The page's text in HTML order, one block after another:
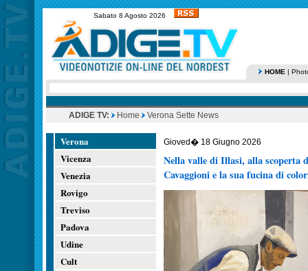
Sabato 8 Agosto 2026
HOME |
ADIGE TV: Home Verona Sette News
Verona
Vicenza
Venezia
Rovigo
Treviso
Padova
Udine
Cult
Gioved� 18 Giugno 2026
Nella valle di Illasi, alla scoperta
Cavaggioni e la sua fucina di